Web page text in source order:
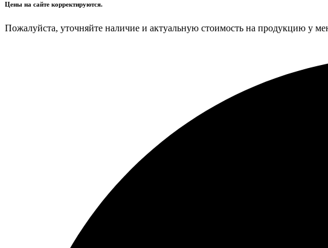
Цены на сайте корректируются.
Пожалуйста, уточняйте наличие и актуальную стоимость на продукцию у